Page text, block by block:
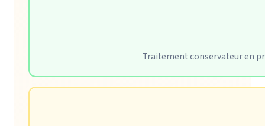
Traitement conservateur en